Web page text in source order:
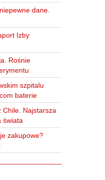
dane.
Izby
Rośnie
szpitalu
baterie
Chile. Najstarsza
świata
zakupowe?